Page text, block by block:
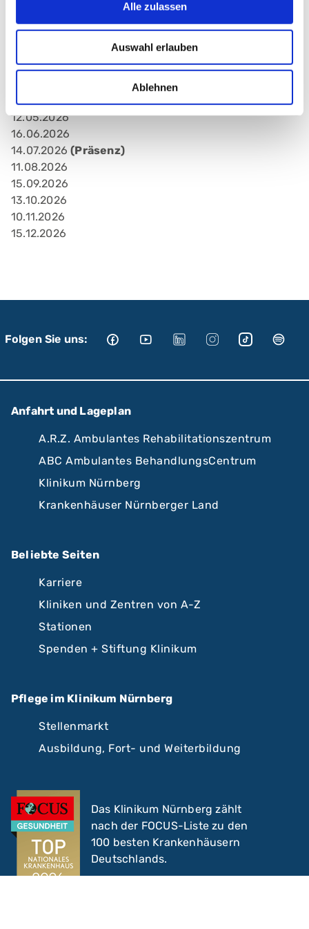
Alle zulassen
Auswahl erlauben
Ablehnen
Termine 2026
10.02.2026
21.04.2026
12.05.2026
16.06.2026
14.07.2026(Präsenz)
11.08.2026
15.09.2026
13.10.2026
10.11.2026
15.12.2026
Folgen Sie uns:
Anfahrt und Lageplan
A.R.Z. Ambulantes Rehabilitationszentrum
ABC Ambulantes BehandlungsCentrum
Klinikum Nürnberg
Krankenhäuser Nürnberger Land
Beliebte Seiten
Karriere
Kliniken und Zentren von A-Z
Stationen
Spenden + Stiftung Klinikum
Pflege im Klinikum Nürnberg
Stellenmarkt
Ausbildung, Fort- und Weiterbildung
Das Klinikum Nürnberg zählt
nach der FOCUS-Liste zu den
100 besten Krankenhäusern
Deutschlands.